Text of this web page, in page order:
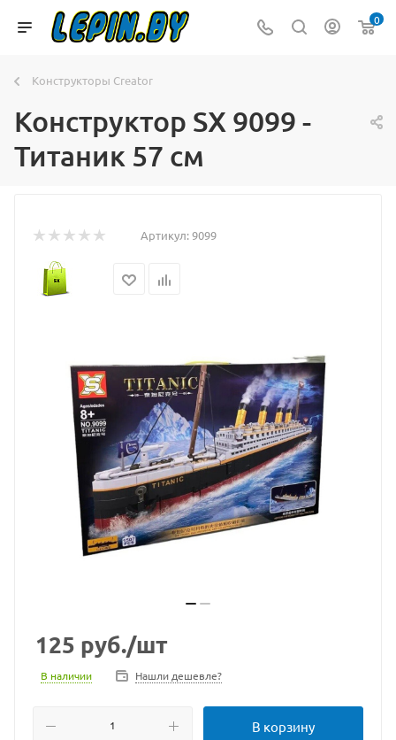
0
Конструкторы Creator
Конструктор SX 9099 -
Титаник 57 см
Артикул:9099
125 руб./шт
В наличии Нашли дешевле?
В корзину